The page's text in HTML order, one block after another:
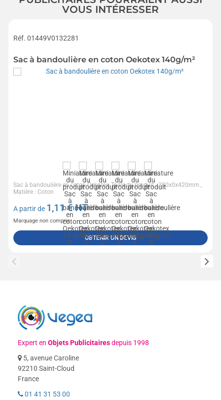
VOUS INTÉRESSER
Réf. 01449V0132281
Sac à bandoulière en coton Oekotex 140g/m²
Sac à bandoulière en coton Oekotex, Taille du produit : 380x0x420mm.,
Matière : Coton
A partir de 1,11€ HT
Marquage non compris
OBTENIR UN DEVIS
Expert enObjets Publicitairesdepuis 1998
5, avenue Caroline
92210 Saint-Cloud
France
01 41 31 53 00